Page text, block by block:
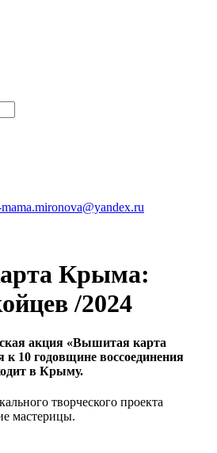
Крыма:
/2024
акция «Вышитая карта
10 годовщине воссоединения
в Крыму.
творческого проекта
мастерицы.